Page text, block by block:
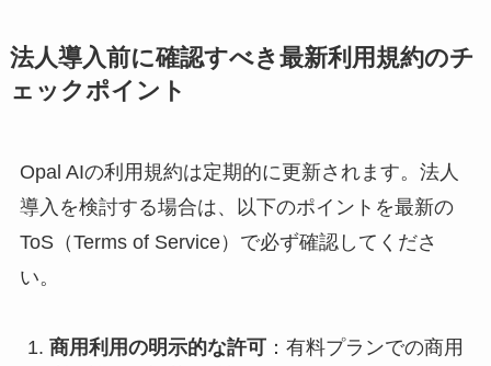
法人導入前に確認すべき最新利用規約のチ
ェックポイント
Opal AIの利用規約は定期的に更新されます。法人
導入を検討する場合は、以下のポイントを最新の
ToS（Terms of Service）で必ず確認してくださ
い。
商用利用の明示的な許可：有料プランでの商用